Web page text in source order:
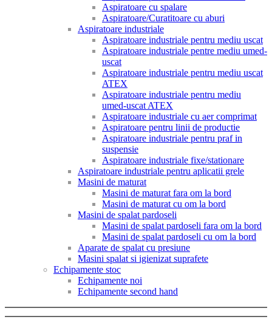
Aspiratoare cu spalare
Aspiratoare/Curatitoare cu aburi
Aspiratoare industriale
Aspiratoare industriale pentru mediu uscat
Aspiratoare industriale pentre mediu umed-
uscat
Aspiratoare industriale pentru mediu uscat
ATEX
Aspiratoare industriale pentru mediu
umed-uscat ATEX
Aspiratoare industriale cu aer comprimat
Aspiratoare pentru linii de productie
Aspiratoare industriale pentru praf in
suspensie
Aspiratoare industriale fixe/stationare
Aspiratoare industriale pentru aplicatii grele
Masini de maturat
Masini de maturat fara om la bord
Masini de maturat cu om la bord
Masini de spalat pardoseli
Masini de spalat pardoseli fara om la bord
Masini de spalat pardoseli cu om la bord
Aparate de spalat cu presiune
Masini spalat si igienizat suprafete
Echipamente stoc
Echipamente noi
Echipamente second hand